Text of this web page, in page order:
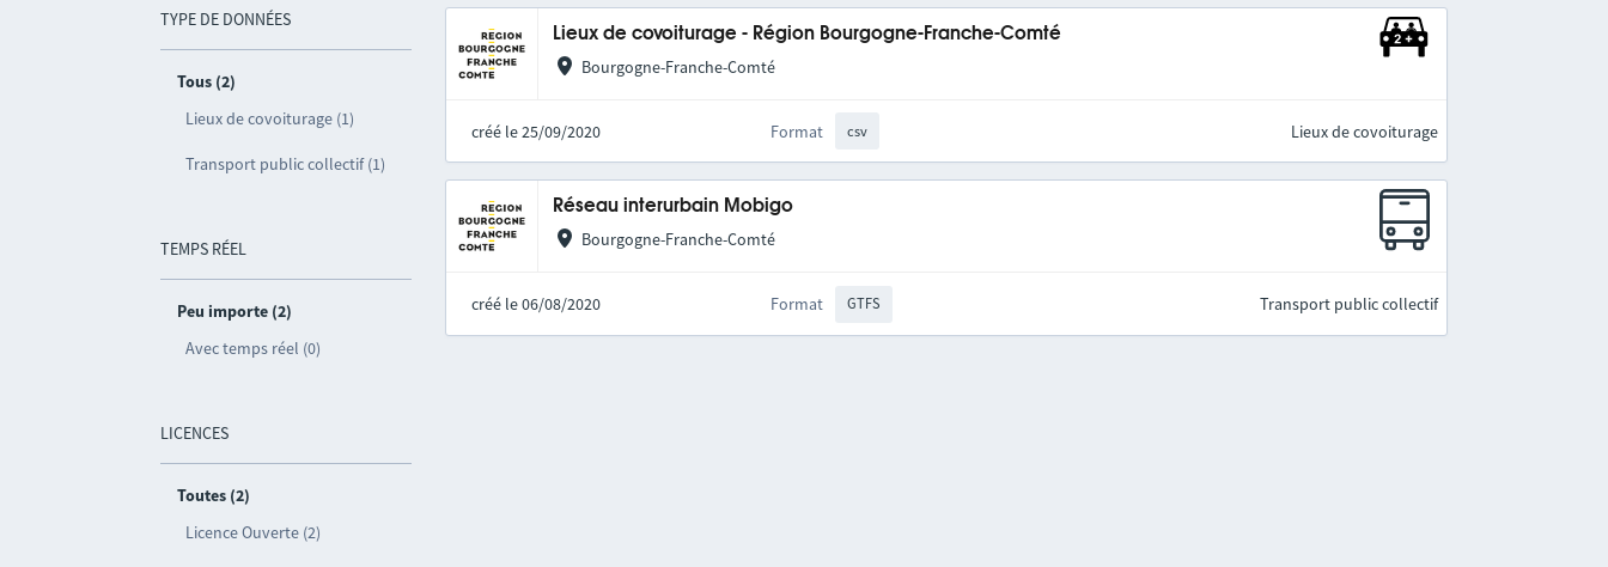
TYPE DE DONNÉES
Tous (2)
Lieux de covoiturage (1)
Transport public collectif (1)
TEMPS RÉEL
Peu importe (2)
Avec temps réel (0)
LICENCES
Toutes (2)
Licence Ouverte (2)
Lieux de covoiturage - Région Bourgogne-Franche-Comté
Bourgogne-Franche-Comté
créé le 25/09/2020 Format csv Lieux de covoiturage
Réseau interurbain Mobigo
Bourgogne-Franche-Comté
créé le 06/08/2020 Format GTFS Transport public collectif